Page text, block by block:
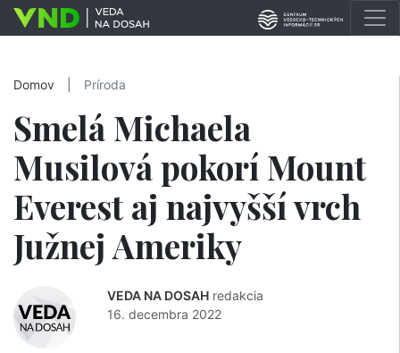
Domov Príroda
Smelá Michaela
Musilová pokorí Mount
Everest aj najvyšší vrch
Južnej Ameriky
VEDA NA DOSAH redakcia
16. decembra 2022